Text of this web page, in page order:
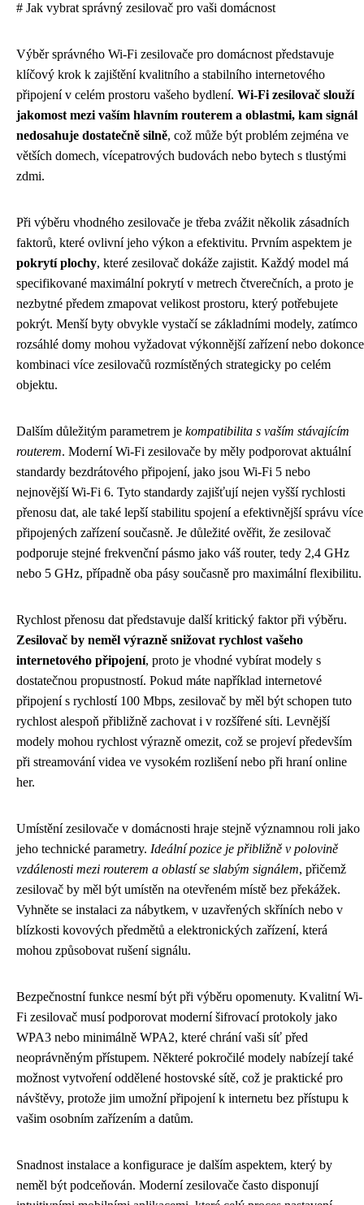
# Jak vybrat správný zesilovač pro vaši domácnost
Výběr správného Wi-Fi zesilovače pro domácnost představuje
klíčový krok k zajištění kvalitního a stabilního internetového
připojení v celém prostoru vašeho bydlení. Wi-Fi zesilovač slouží
jakomost mezi vaším hlavním routerem a oblastmi, kam signál
nedosahuje dostatečně silně, což může být problém zejména ve
větších domech, vícepatrových budovách nebo bytech s tlustými
zdmi.
Při výběru vhodného zesilovače je třeba zvážit několik zásadních
faktorů, které ovlivní jeho výkon a efektivitu. Prvním aspektem je
pokrytí plochy, které zesilovač dokáže zajistit. Každý model má
specifikované maximální pokrytí v metrech čtverečních, a proto je
nezbytné předem zmapovat velikost prostoru, který potřebujete
pokrýt. Menší byty obvykle vystačí se základními modely, zatímco
rozsáhlé domy mohou vyžadovat výkonnější zařízení nebo dokonce
kombinaci více zesilovačů rozmístěných strategicky po celém
objektu.
Dalším důležitým parametrem je kompatibilita s vaším stávajícím
routerem. Moderní Wi-Fi zesilovače by měly podporovat aktuální
standardy bezdrátového připojení, jako jsou Wi-Fi 5 nebo
nejnovější Wi-Fi 6. Tyto standardy zajišťují nejen vyšší rychlosti
přenosu dat, ale také lepší stabilitu spojení a efektivnější správu více
připojených zařízení současně. Je důležité ověřit, že zesilovač
podporuje stejné frekvenční pásmo jako váš router, tedy 2,4 GHz
nebo 5 GHz, případně oba pásy současně pro maximální flexibilitu.
Rychlost přenosu dat představuje další kritický faktor při výběru.
Zesilovač by neměl výrazně snižovat rychlost vašeho
internetového připojení, proto je vhodné vybírat modely s
dostatečnou propustností. Pokud máte například internetové
připojení s rychlostí 100 Mbps, zesilovač by měl být schopen tuto
rychlost alespoň přibližně zachovat i v rozšířené síti. Levnější
modely mohou rychlost výrazně omezit, což se projeví především
při streamování videa ve vysokém rozlišení nebo při hraní online
her.
Umístění zesilovače v domácnosti hraje stejně významnou roli jako
jeho technické parametry. Ideální pozice je přibližně v polovině
vzdálenosti mezi routerem a oblastí se slabým signálem, přičemž
zesilovač by měl být umístěn na otevřeném místě bez překážek.
Vyhněte se instalaci za nábytkem, v uzavřených skříních nebo v
blízkosti kovových předmětů a elektronických zařízení, která
mohou způsobovat rušení signálu.
Bezpečnostní funkce nesmí být při výběru opomenuty. Kvalitní Wi-
Fi zesilovač musí podporovat moderní šifrovací protokoly jako
WPA3 nebo minimálně WPA2, které chrání vaši síť před
neoprávněným přístupem. Některé pokročilé modely nabízejí také
možnost vytvoření oddělené hostovské sítě, což je praktické pro
návštěvy, protože jim umožní připojení k internetu bez přístupu k
vašim osobním zařízením a datům.
Snadnost instalace a konfigurace je dalším aspektem, který by
neměl být podceňován. Moderní zesilovače často disponují